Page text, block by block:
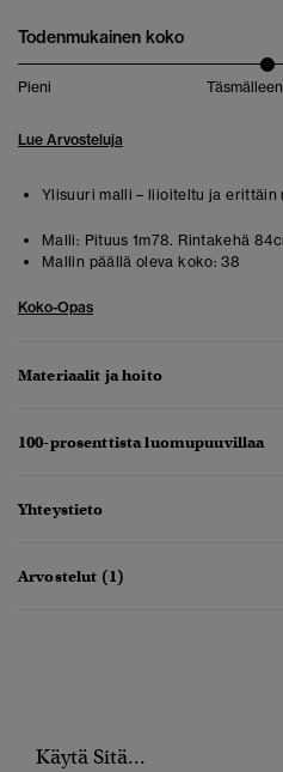
Todenmukainen koko
Pieni
Lue Arvosteluja
Ylisuuri malli – liioiteltu ja erittäin
Malli: Pituus 1m78. Rintakehä
Mallin päällä oleva koko: 38
Koko-Opas
Materiaalit ja hoito
100-prosenttista luomupuuvillaa
Yhteystieto
Arvostelut (1)
Käytä Sitä...